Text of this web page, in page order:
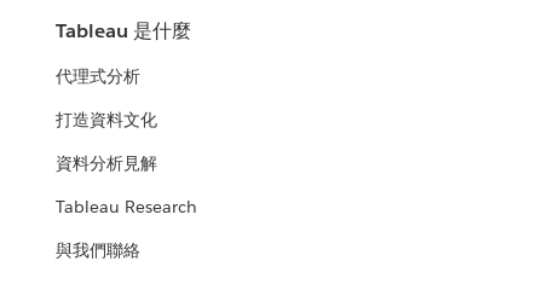
Tableau 是什麼
代理式分析
打造資料文化
資料分析見解
Tableau Research
與我們聯絡